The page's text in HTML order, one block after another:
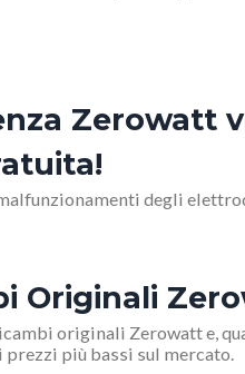
Zerowatt
degli
Originali
originali Zerowatt e,
prezzi più bassi sul mercato.